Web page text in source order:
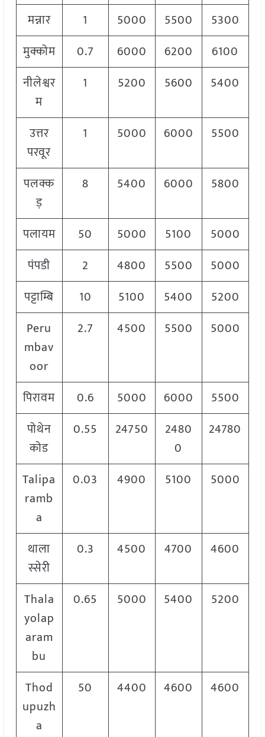
मन्नार 1 5000 5500
5300
मुक्कोम
0.7 6000 6200
6100
नीलेश्वर
म
1 5200 5600 5400
उत्तर
परवूर
1 5000 6000 5500
पलक्क
ड़
8 5400 6000 5800
पलायम 50 5000 5100
5000
पंपडी
2 4800 5500
5000
पट्टाम्बि
10 5100 5400
5200
Peru
mbav
oor
2.7 4500 5500 5000
पिरावम 0.6 5000 6000
5500
पोथेन
कोड
0.55 24750
2480
0
24780
Talipa
ramb
a
0.03 4900 5100 5000
थाला
स्सेरी
0.3 4500 4700 4600
Thala
yolap
aram
bu
0.65 5000 5400 5200
Thod
upuzh
a
50 4400 4600 4600